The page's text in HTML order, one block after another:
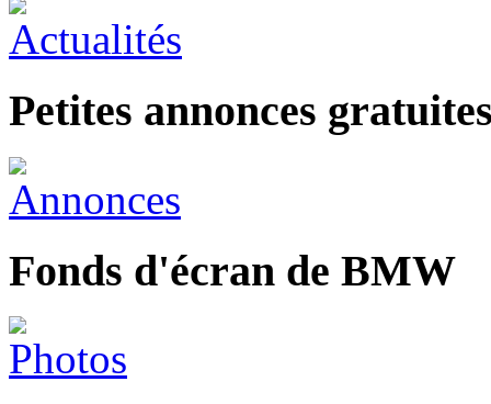
Petites annonces
Fonds d'écran de BMW